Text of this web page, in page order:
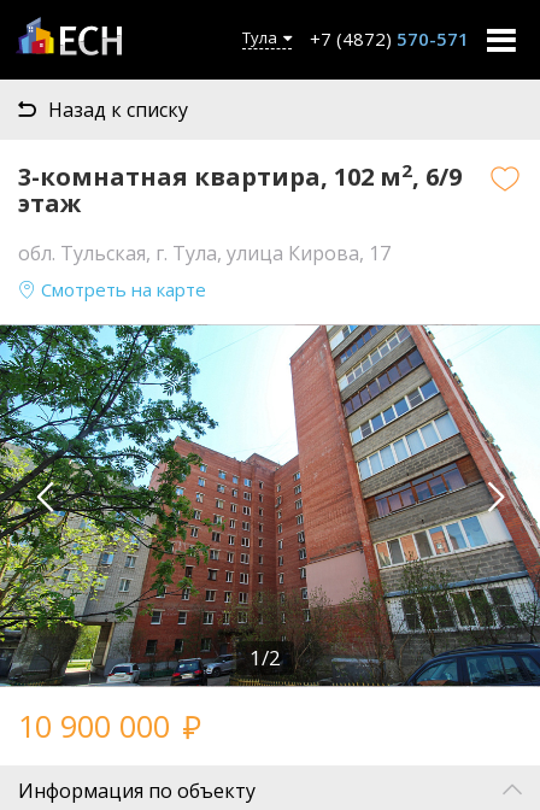
Тула +7 (4872) 570-571
Назад к списку
3-комнатная квартира, 102 м2, 6/9
этаж
обл. Тульская, г. Тула, улица Кирова, 17
Смотреть на карте
1/2
10 900 000
Информация по объекту